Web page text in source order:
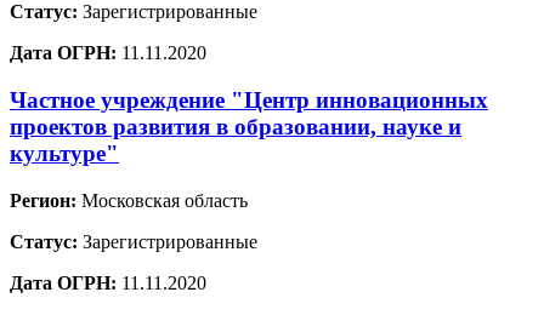
Статус: Зарегистрированные
Дата ОГРН: 11.11.2020
Частное учреждение "Центр инновационных
проектов развития в образовании, науке и
культуре"
Регион: Московская область
Статус: Зарегистрированные
Дата ОГРН: 11.11.2020